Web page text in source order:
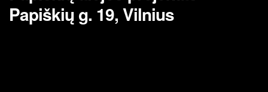
Papiškių g. 19, Vilnius